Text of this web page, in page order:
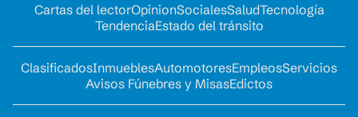
Cartas del lectorOpinionSocialesSaludTecnología
TendenciaEstado del tránsito
ClasificadosInmueblesAutomotoresEmpleosServicios
Avisos Fúnebres y MisasEdictos